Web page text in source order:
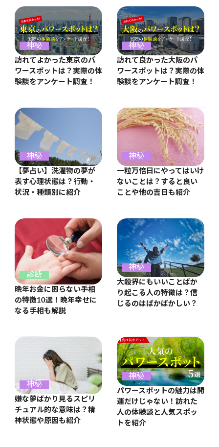
神秘
訪れてよかった東京のパ
ワースポットは？実際の体
験談をアンケート調査！
神秘
訪れて良かった大阪のパ
ワースポットは？実際の体
験談をアンケート調査！
神秘
【夢占い】洗濯物の夢が
表す心理状態は？行動・
状況・種類別に紹介
神秘
一粒万倍日にやってはいけ
ないことは？すると良い
ことや他の吉日も紹介
診断
晩年お金に困らない手相
の特徴10選！晩年幸せに
なる手相も解説
神秘
大殺界にもいいことばか
り起こる人の特徴は？信
じるのはばかばかしい？
神秘
嫌な夢ばかり見るスピリ
チュアル的な意味は？精
神状態や原因も紹介
神秘
パワースポットの魅力は開
運だけじゃない！訪れた
人の体験談と人気スポッ
トを紹介